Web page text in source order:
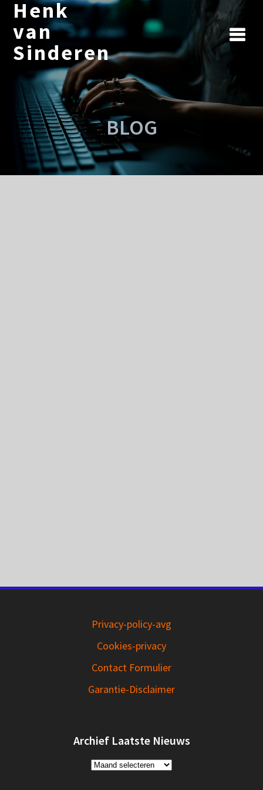
Ga
naar
Henk
van
Sinderen
BLOG
Privacy-policy-avg
Cookies-privacy
Contact Formulier
Garantie-Disclaimer
Archief Laatste Nieuws
Archief